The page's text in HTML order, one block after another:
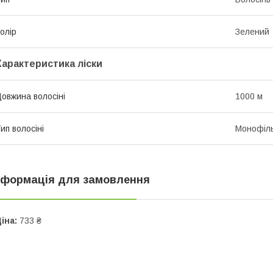
Зелений
ліски
волосіні 1000 м
волосіні
для замовлення
733 ₴